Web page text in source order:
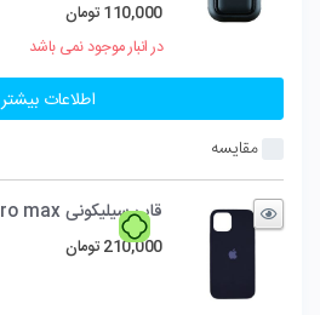
110,000 تومان
قیمت
110,000 تومان
است.
در انبار موجود نمی باشد
اطلاعات بیشتر
مقایسه
قاب سیلیکونی iphone 12 pro max _ مشکی
210,000 تومان